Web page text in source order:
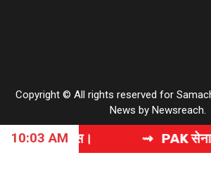
Copyright © All rights reserved for
News by Newsreach
10:03 AM⇝ PAK सेना के एजेंट मोहम्मद